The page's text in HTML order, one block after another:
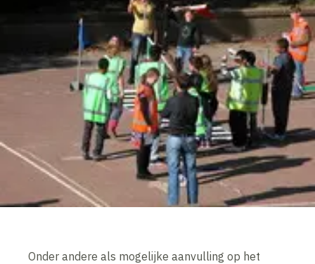
Onder andere als mogelijke aanvulling op het